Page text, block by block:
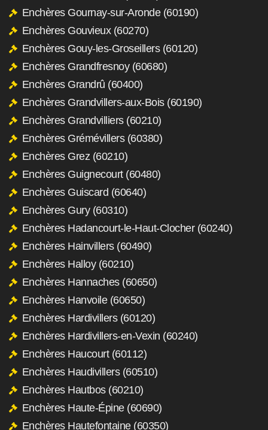
Enchères Gournay-sur-Aronde (60190)
Enchères Gouvieux (60270)
Enchères Gouy-les-Groseillers (60120)
Enchères Grandfresnoy (60680)
Enchères Grandrû (60400)
Enchères Grandvillers-aux-Bois (60190)
Enchères Grandvilliers (60210)
Enchères Grémévillers (60380)
Enchères Grez (60210)
Enchères Guignecourt (60480)
Enchères Guiscard (60640)
Enchères Gury (60310)
Enchères Hadancourt-le-Haut-Clocher (60240)
Enchères Hainvillers (60490)
Enchères Halloy (60210)
Enchères Hannaches (60650)
Enchères Hanvoile (60650)
Enchères Hardivillers (60120)
Enchères Hardivillers-en-Vexin (60240)
Enchères Haucourt (60112)
Enchères Haudivillers (60510)
Enchères Hautbos (60210)
Enchères Haute-Épine (60690)
Enchères Hautefontaine (60350)